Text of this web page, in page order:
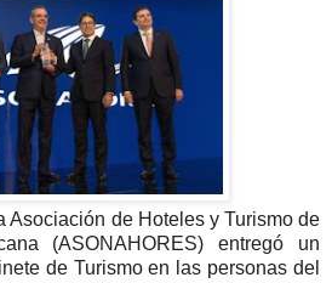
Asociación de Hoteles y Turismo de
(ASONAHORES) entregó un
de Turismo en las personas del